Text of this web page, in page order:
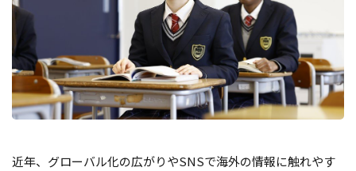
近年、グローバル化の広がりやSNSで海外の情報に触れやす